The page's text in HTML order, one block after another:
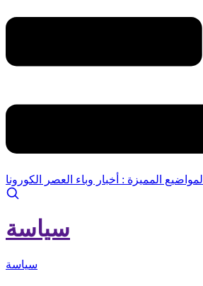
المواضيع المميزة : أخبار وباء العصر الكورونا
سياسة
سياسة